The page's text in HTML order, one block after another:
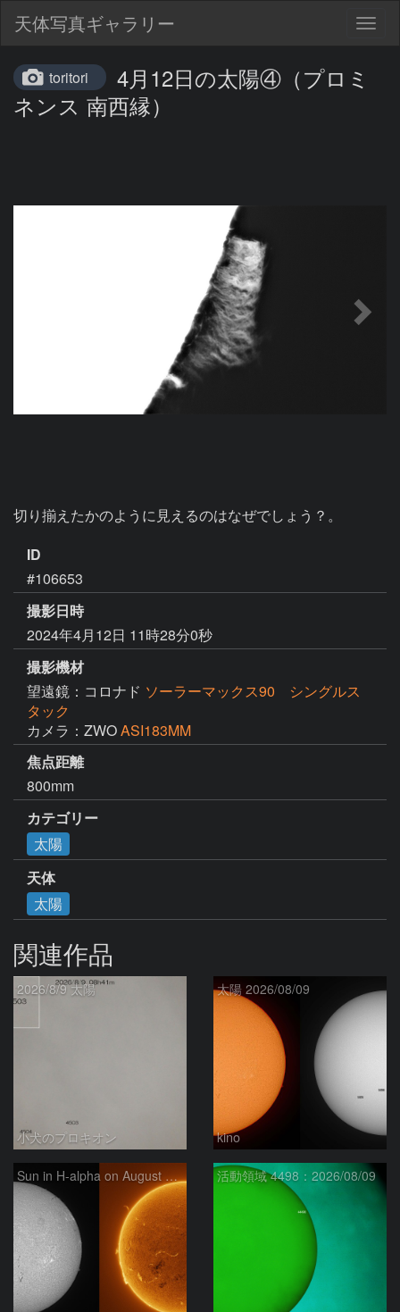
天体写真ギャラリー
toritori
4月12日の太陽④（プロミ
ネンス 南西縁）
切り揃えたかのように見えるのはなぜでしょう？。
ID
#106653
撮影日時
2024年4月12日 11時28分0秒
撮影機材
望遠鏡：コロナド ソーラーマックス90 シングルス
タック
カメラ：ZWOASI183MM
焦点距離
800mm
カテゴリー
太陽
天体
太陽
関連作品
2026/8/9 太陽
小犬のプロキオン
太陽 2026/08/09
kino
Sun in H-alpha on August 9, 2026 活動領域 4498：2026/08/09